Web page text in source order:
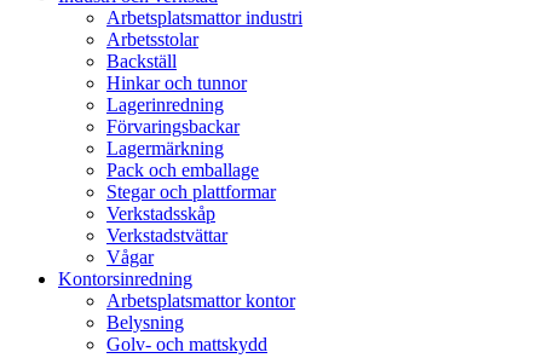
Arbetsplatsmattor industri
Arbetsstolar
Backställ
Hinkar och tunnor
Lagerinredning
Förvaringsbackar
Lagermärkning
Pack och emballage
Stegar och plattformar
Verkstadsskåp
Verkstadstvättar
Vågar
Kontorsinredning
Arbetsplatsmattor kontor
Belysning
Golv- och mattskydd